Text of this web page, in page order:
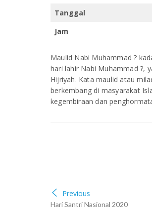
Tanggal
Jam
Maulid Nabi Muhammad ?
hari lahir Nabi Muhammad ?,
Hijriyah. Kata maulid atau
berkembang di masyarakat
kegembiraan dan
Previous
Hari Santri Nasional 2020